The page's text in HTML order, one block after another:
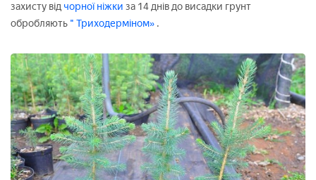
захисту від чорної ніжки за 14 днів до висадки грунт
обробляють " Триходерміном» .